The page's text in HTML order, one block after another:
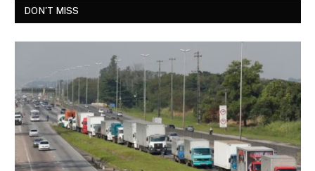
DON'T MISS